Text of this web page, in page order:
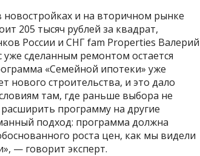
и на вторичном рынке
205 тысяч рублей за квадрат,
России и СНГ fam Properties Валерий
сделанным ремонтом остается
«Семейной ипотеки» уже
нового строительства, и это дало
там, где раньше выбора не
программу на другие
подход: программа должна
роста цен, как мы видели
— говорит эксперт.